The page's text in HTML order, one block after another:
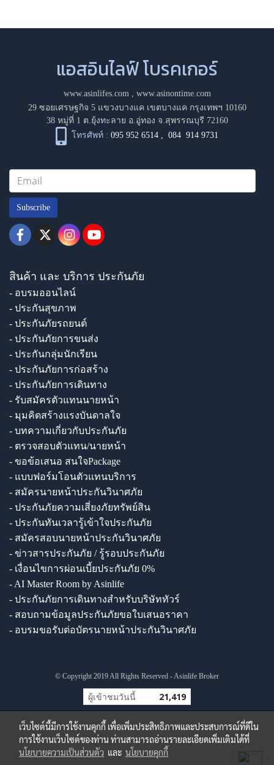
แอสอินไลฟ์ โบรคเกอร์
www.asinlifes.com, www.asinontime.com
29 ซอยเศรษฐกิจ 5 แขวงบางแค เขตบางแค กรุงเทพฯ 10160
38 หมู่ที่ 1 ต.ยุ้งทะลาย อ.อู่ทอง จ.สุพรรณบุรี 72160
โทรศัพท์ : 095 952 6514 ,084 914 9731
Subscribe
สินค้า และ บริการ ประกันภัย
- อบรมออนไลน์
- ประกันสุขภาพ
- ประกันภัยรถยนต์
- ประกันภัยการขนส่ง
- ประกันกลุ่มนักเรียน
- ประกันภัยการก่อสร้าง
- ประกันภัยการเดินทาง
- รับสมัครตัวแทนนายหน้า
- มุมคิดสร้างแรงบันดาลใจ
- บทความเกี่ยวกับประกันภัย
- ตรวจสอบตัวแทน/นายหน้า
- ขอข้อเสนอ สนใจPackage
- แบบฟอร์มโอนตัวแทนบริการ
- สมัครนายหน้าประกันวินาศภัย
- ประกันภัยความเสี่ยงภัยทรัพย์สิน
- ประกันทันเวลารู้เข้าใจประกันภัย
- สมัครสอบนายหน้าประกันวินาศภัย
- ข่าวสารประกันภัย / รู้รอบประกันภัย
- เงื่อนไขการผ่อนเบี้ยประกันภัย 0%
- AI Master Room by Asinlife
- ประกันภัยการเดินทางสำหรับบริษัททัวร์
- สอบถามข้อมูลประกันภัยขอใบเสนอราคา
- อบรมขอรับต่อบัตรนายหน้าประกันวินาศภัย
© Copyright 2019 All Rights Reserved - Asinlife Broker
ผู้เข้าชมวันนี้ 21,419
เว็บไซต์นี้มีการใช้งานคุกกี้ เพื่อเพิ่มประสิทธิภาพและประสบการณ์ที่ดีใน
การใช้งานเว็บไซต์ของท่าน ท่านสามารถอ่านรายละเอียดเพิ่มเติมได้ที่
นโยบายความเป็นส่วนตัว และ นโยบายคุกกี้